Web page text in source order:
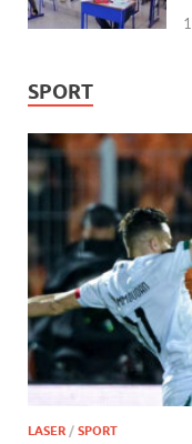
SPORT
LASER / SPORT